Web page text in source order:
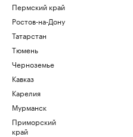
Пермский край
Ростов-на-Дону
Татарстан
Тюмень
Черноземье
Кавказ
Карелия
Мурманск
Приморский
край